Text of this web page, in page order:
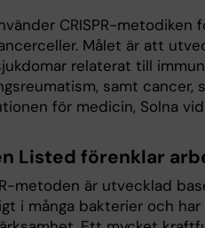
CRISPR-
Målet är att
relaterat till
samt cancer,
för medicin, Solna
Listed förenklar
metoden är utvecklad
i många bakterier och